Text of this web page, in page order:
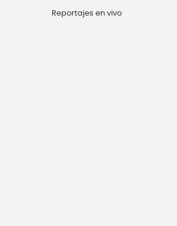
Reportajes en vivo